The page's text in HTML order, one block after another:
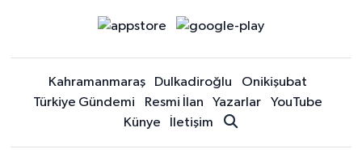
Kahramanmaraş Dulkadiroğlu
Onikişubat
Türkiye Gündemi
Resmi İlan Yazarlar
YouTube
Künye
İletişim